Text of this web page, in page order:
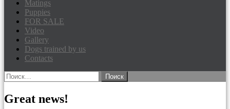
Matings
Puppies
FOR SALE
Video
Gallery
Dogs trained by us
Contacts
Найти:
Great news!